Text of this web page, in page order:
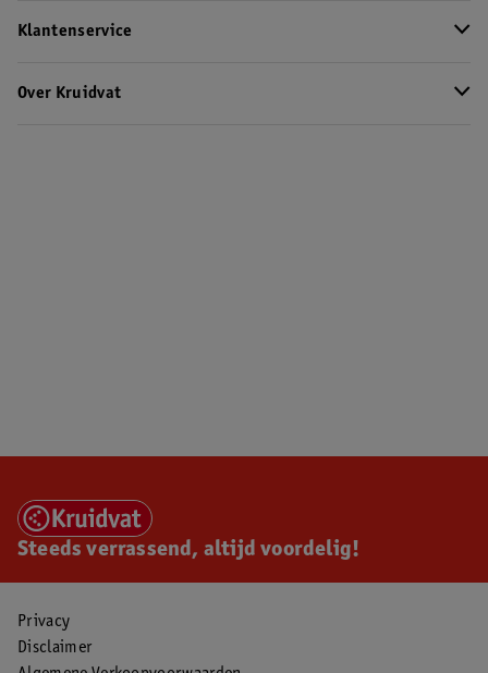
Klantenservice
Over Kruidvat
Steeds verrassend, altijd voordelig!
Privacy
Disclaimer